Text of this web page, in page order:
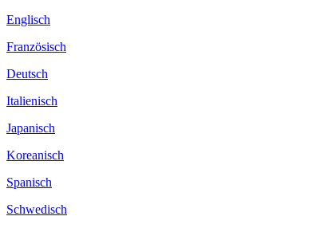
Englisch
Französisch
Deutsch
Italienisch
Japanisch
Koreanisch
Spanisch
Schwedisch